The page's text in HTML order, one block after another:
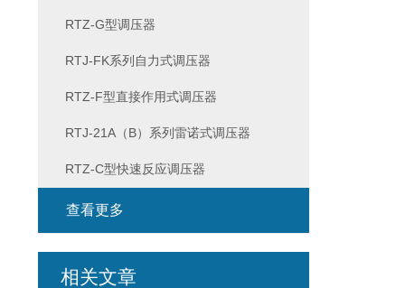
RTZ-G型调压器
RTJ-FK系列自力式调压器
RTZ-F型直接作用式调压器
RTJ-21A（B）系列雷诺式调压器
RTZ-C型快速反应调压器
查看更多
相关文章